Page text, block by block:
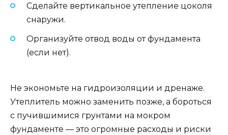
Сделайте вертикальное утепление цоколя
снаружи.
Организуйте отвод воды от фундамента
(если нет).
Не экономьте на гидроизоляции и дренаже.
Утеплитель можно заменить позже, а бороться
с пучившимися грунтами на мокром
фундаменте — это огромные расходы и риски